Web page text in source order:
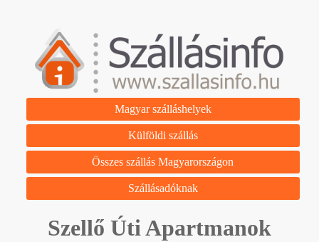
Magyar szálláshelyek
Külföldi szállás
Összes szállás Magyarországon
Szállásadóknak
Szellő Úti Apartmanok